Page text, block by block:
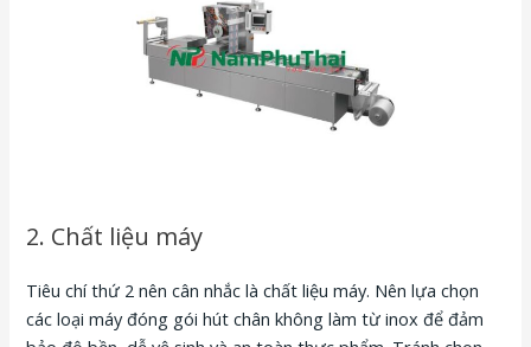
2. Chất liệu máy
Tiêu chí thứ 2 nên cân nhắc là chất liệu máy. Nên lựa chọn
các loại máy đóng gói hút chân không làm từ inox để đảm